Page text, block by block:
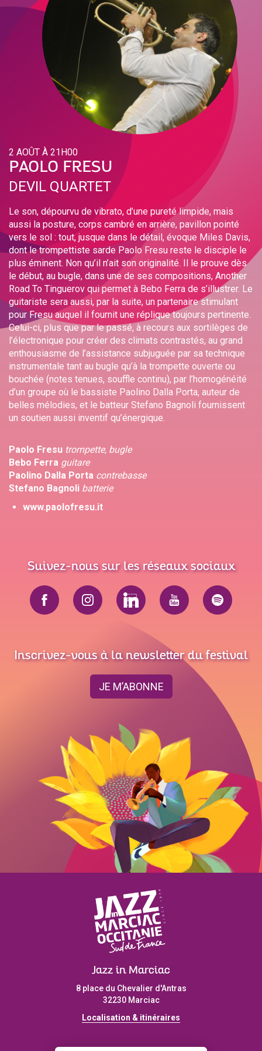
2 AOÛT À 21H00
PAOLO FRESU
DEVIL QUARTET
Le son, dépourvu de vibrato, d’une pureté limpide, mais
aussi la posture, corps cambré en arrière, pavillon pointé
vers le sol : tout, jusque dans le détail, évoque Miles Davis,
dont le trompettiste sarde Paolo Fresu reste le disciple le
plus éminent. Non qu’il n’ait son originalité. Il le prouve dès
le début, au bugle, dans une de ses compositions, Another
Road To Tinguerov qui permet à Bebo Ferra de s’illustrer. Le
guitariste sera aussi, par la suite, un partenaire stimulant
pour Fresu auquel il fournit une réplique toujours pertinente.
Celui-ci, plus que par le passé, à recours aux sortilèges de
l’électronique pour créer des climats contrastés, au grand
enthousiasme de l’assistance subjuguée par sa technique
instrumentale tant au bugle qu’à la trompette ouverte ou
bouchée (notes tenues, souffle continu), par l’homogénéité
d’un groupe où le bassiste Paolino Dalla Porta, auteur de
belles mélodies, et le batteur Stefano Bagnoli fournissent
un soutien aussi inventif qu’énergique.
Paolo Fresu trompette, bugle
Bebo Ferra guitare
Paolino Dalla Porta contrebasse
Stefano Bagnoli batterie
www.paolofresu.it
Suivez-nous sur les réseaux sociaux
Inscrivez-vous à la newsletter du festival
JE M’ABONNE
Jazz in Marciac
8 place du Chevalier d'Antras
32230 Marciac
Localisation & itinéraires